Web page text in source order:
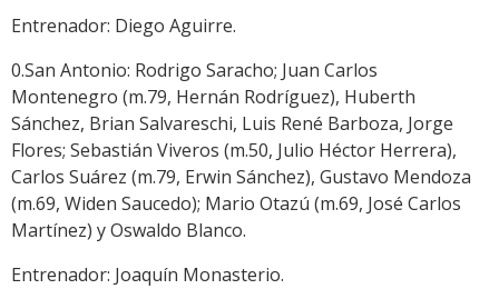
Entrenador: Diego Aguirre.
0.San Antonio: Rodrigo Saracho; Juan Carlos
Montenegro (m.79, Hernán Rodríguez), Huberth
Sánchez, Brian Salvareschi, Luis René Barboza, Jorge
Flores; Sebastián Viveros (m.50, Julio Héctor Herrera),
Carlos Suárez (m.79, Erwin Sánchez), Gustavo Mendoza
(m.69, Widen Saucedo); Mario Otazú (m.69, José Carlos
Martínez) y Oswaldo Blanco.
Entrenador: Joaquín Monasterio.